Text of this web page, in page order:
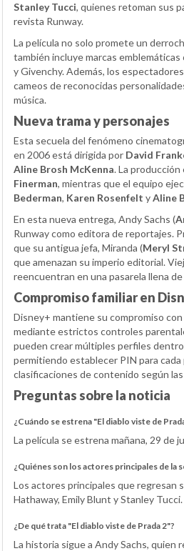
Stanley Tucci, quienes retoman sus
revista Runway.
La película no solo promete un
también incluye marcas emblemáticas
y Givenchy. Además, los
cameos de reconocidas
música.
Nueva trama y personajes
Esta secuela del fenómeno
en 2006 está dirigida por David
Aline Brosh McKenna. La producción
Finerman, mientras que el equipo
Bederman, Karen Rosenfelt yAline
En esta nueva entrega, Andy Sachs (
Runway como editora de reportajes.
que su antigua jefa, Miranda (Meryl
que amenazan su imperio editorial.
reencuentran en una pasarela llena
Compromiso familiar en
Disney+ mantiene su compromiso
mediante estrictos controles
pueden crear múltiples perfiles
permitiendo establecer PIN para cada
clasificaciones de contenido según
Preguntas sobre la noticia
¿Cuándo se estrena "El diablo viste de
La película se estrena mañana, 29 de
¿Quiénes son los actores principales de la
Los actores principales que regresan
Hathaway, Emily Blunt y Stanley Tucci.
¿De qué trata "El diablo viste de Prada 2"?
La historia sigue a Andy Sachs, quien